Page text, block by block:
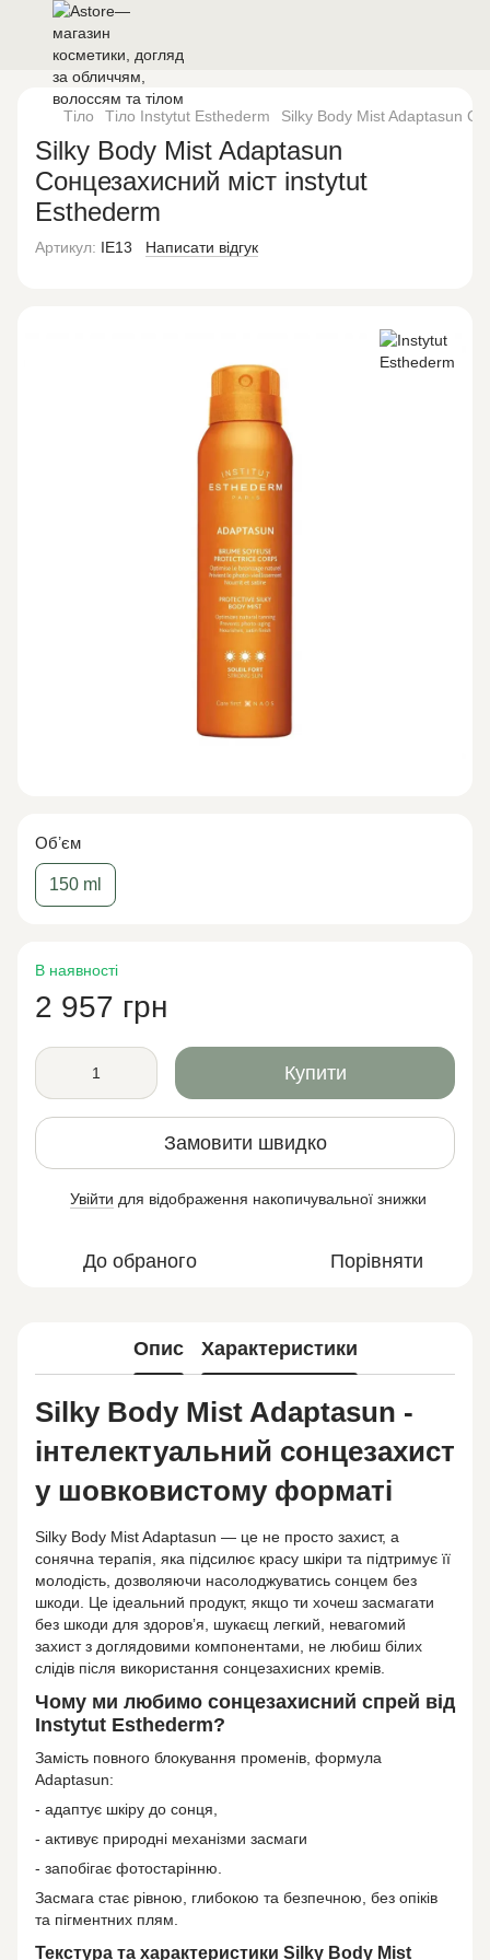
Тіло Тіло Instytut Esthederm Silky Body Mist Adaptasun
Silky Body Mist Adaptasun
Сонцезахисний міст instytut
Esthederm
Артикул: IE13 Написати відгук
Обʼєм
150 ml
В наявності
2 957 грн
Купити
Замовити швидко
Увійти для відображення накопичувальної знижки
До обраного Порівняти
Опис Характеристики
Silky Body Mist Adaptasun -
інтелектуальний сонцезахист
у шовковистому форматі
Silky Body Mist Adaptasun — це не просто захист, а
сонячна терапія, яка підсилює красу шкіри та підтримує її
молодість, дозволяючи насолоджуватись сонцем без
шкоди. Це ідеальний продукт, якщо ти хочеш засмагати
без шкоди для здоровʼя, шукаєщ легкий, невагомий
захист з доглядовими компонентами, не любиш білих
слідів після використання сонцезахисних кремів.
Чому ми любимо сонцезахисний спрей від
Instytut Esthederm?
Замість повного блокування променів, формула
Adaptasun:
- адаптує шкіру до сонця,
- активує природні механізми засмаги
- запобігає фотостарінню.
Засмага стає рівною, глибокою та безпечною, без опіків
та пігментних плям.
Текстура та характеристики Silky Body Mist